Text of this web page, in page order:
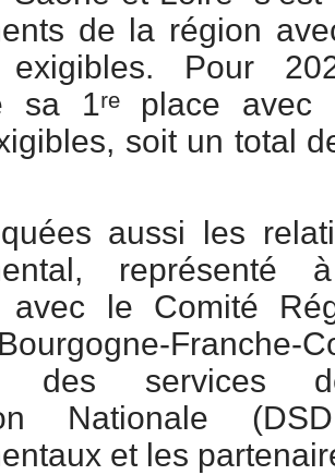
de la région
Pour
sa 1ʳᵉ place
soit un total
aussi les
avec le Comité
des services
Nationale
et les